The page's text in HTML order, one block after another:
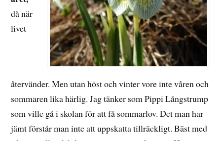
då när
livet
återvänder. Men utan höst och vinter vore inte våren och
sommaren lika härlig. Jag tänker som Pippi Långstrump
som ville gå i skolan för att få sommarlov. Det man har
jämt förstår man inte att uppskatta tillräckligt. Bäst med